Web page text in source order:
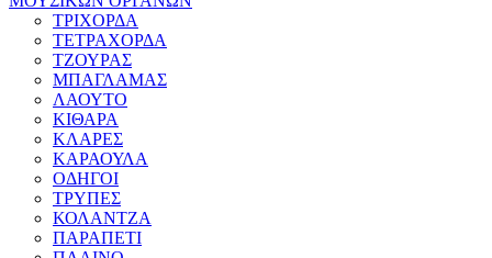
ΤΡΙΧΟΡΔΑ
ΤΕΤΡΑΧΟΡΔΑ
ΤΖΟΥΡΑΣ
ΜΠΑΓΛΑΜΑΣ
ΛΑΟΥΤΟ
ΚΙΘΑΡΑ
ΚΛΑΡΕΣ
ΚΑΡΑΟΥΛΑ
ΟΔΗΓΟΙ
ΤΡΥΠΕΣ
ΚΟΛΑΝΤΖΑ
ΠΑΡΑΠΕΤΙ